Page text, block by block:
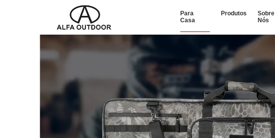
Para
Casa
Produtos
Sobre
Nós